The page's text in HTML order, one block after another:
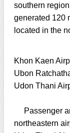
southern
generated 120
located in the
Khon Kaen
Ubon
Udon Thani
Passenger
northeastern